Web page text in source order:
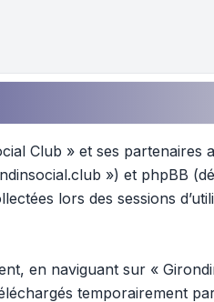
Club » et ses partenaires
») et phpBB
lors des sessions
en naviguant sur «
temporairement